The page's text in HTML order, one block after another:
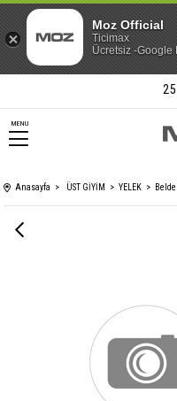
MENU
Anasayfa ÜST GİYİM YELEK
Moz Official
Ticimax
Ücretsiz -Google